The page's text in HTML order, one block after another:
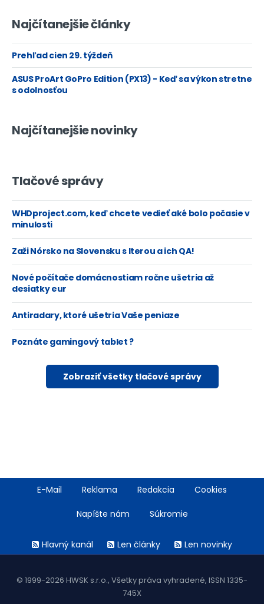
Najčítanejšie články
Prehľad cien 29. týždeň
ASUS ProArt GoPro Edition (PX13) - Keď sa výkon stretne
s odolnosťou
Najčítanejšie novinky
Tlačové správy
WHDproject.com, keď chcete vedieť aké bolo počasie v
minulosti
Zaži Nórsko na Slovensku s Iterou a ich QA!
Nové počítače domácnostiam ročne ušetria až
desiatky eur
Antiradary, ktoré ušetria Vaše peniaze
Poznáte gamingový tablet ?
Zobraziť všetky tlačové správy
FooterE-Mail Reklama Redakcia Cookies
Napíšte nám Súkromie
menuHlavný kanál Len články Len novinky
© 1999-2026 HWSK s.r.o., Všetky práva vyhradené, ISSN 1335-
745X